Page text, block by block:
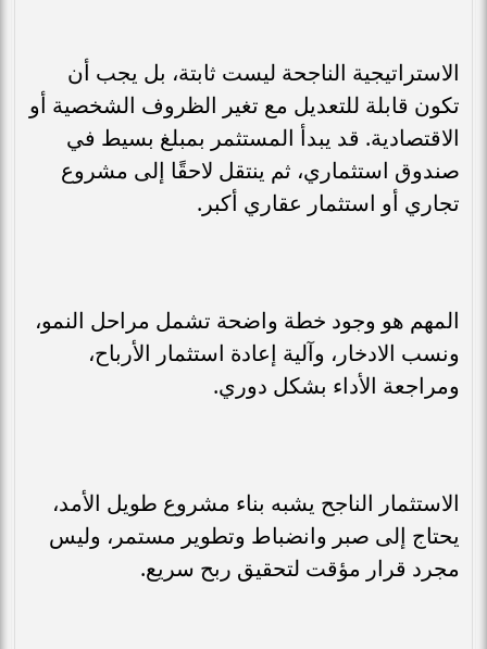
الاستراتيجية الناجحة ليست ثابتة، بل يجب أن
تكون قابلة للتعديل مع تغير الظروف الشخصية أو
الاقتصادية. قد يبدأ المستثمر بمبلغ بسيط في
صندوق استثماري، ثم ينتقل لاحقًا إلى مشروع
تجاري أو استثمار عقاري أكبر.
المهم هو وجود خطة واضحة تشمل مراحل النمو،
ونسب الادخار، وآلية إعادة استثمار الأرباح،
ومراجعة الأداء بشكل دوري.
الاستثمار الناجح يشبه بناء مشروع طويل الأمد،
يحتاج إلى صبر وانضباط وتطوير مستمر، وليس
مجرد قرار مؤقت لتحقيق ربح سريع.